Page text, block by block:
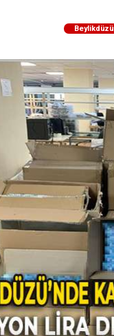
Beylikdüzü